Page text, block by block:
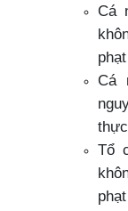
Cá
Cá
Tổ